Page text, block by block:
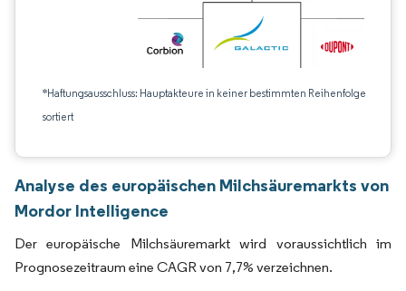
*Haftungsausschluss: Hauptakteure in keiner bestimmten Reihenfolge
sortiert
Analyse des europäischen Milchsäuremarkts von
Mordor Intelligence
Der europäische Milchsäuremarkt wird voraussichtlich im
Prognosezeitraum eine CAGR von 7,7% verzeichnen.